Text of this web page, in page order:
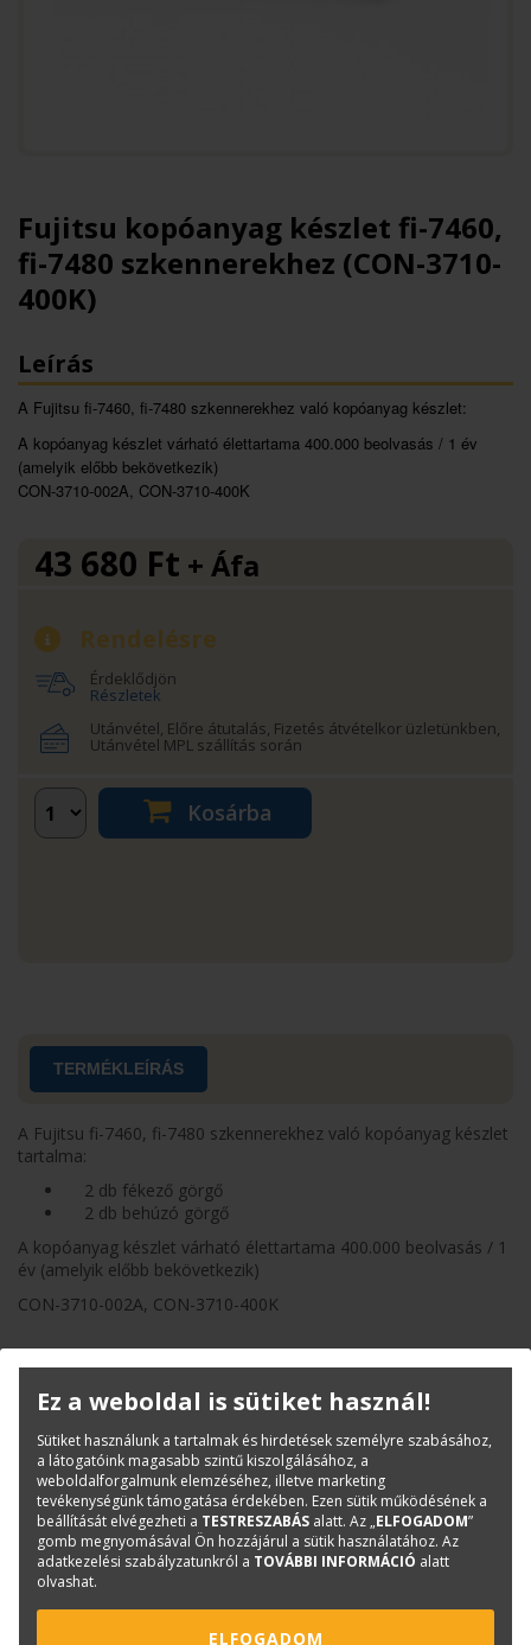
Fujitsu kopóanyag készlet fi-7460,
fi-7480 szkennerekhez (CON-3710-
400K)
Leírás
A Fujitsu fi-7460, fi-7480 szkennerekhez való kopóanyag készlet:
A kopóanyag készlet várható élettartama 400.000 beolvasás / 1 év
(amelyik előbb bekövetkezik)
CON-3710-002A, CON-3710-400K
43 680 Ft + Áfa
Rendelésre
Érdeklődjön
Részletek
Utánvétel, Előre átutalás, Fizetés átvételkor üzletünkben,
Utánvétel MPL szállítás során
Kosárba
TERMÉKLEÍRÁS
A Fujitsu fi-7460, fi-7480 szkennerekhez való kopóanyag készlet
tartalma:
2 db fékező görgő
2 db behúzó görgő
A kopóanyag készlet várható élettartama 400.000 beolvasás / 1
év (amelyik előbb bekövetkezik)
CON-3710-002A, CON-3710-400K
Termékinfó
Kategóriák
Kopó-és tisztítóanyagok
Cikkszám:
CON-3710-400K
Márka:
Fujitsu
Kérdése van?
Ez a weboldal is sütiket használ!
Sütiket használunk a tartalmak és hirdetések személyre szabásához,
a látogatóink magasabb szintű kiszolgálásához, a
weboldalforgalmunk elemzéséhez, illetve marketing
tevékenységünk támogatása érdekében. Ezen sütik működésének a
beállítását elvégezheti a TESTRESZABÁS alatt. Az „ELFOGADOM”
gomb megnyomásával Ön hozzájárul a sütik használatához. Az
adatkezelési szabályzatunkról a TOVÁBBI INFORMÁCIÓ alatt
olvashat.
ELFOGADOM